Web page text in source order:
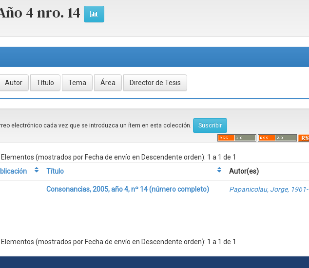
4 nro. 14
electrónico cada vez que se introduzca un ítem en esta colección.
Elementos (mostrados por Fecha de envío en Descendente orden): 1 a 1 de 1
Título Autor(es)
Consonancias, 2005, año 4, nº 14 (número completo) Papanicolau, Jorge, 1961-
Elementos (mostrados por Fecha de envío en Descendente orden): 1 a 1 de 1